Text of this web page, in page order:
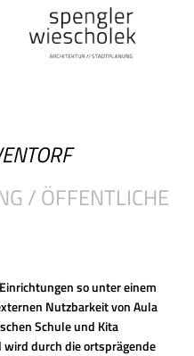
/ ÖFFENTLICHE
so unter einem
Nutzbarkeit von Aula
Schule und Kita
durch die ortsprägende